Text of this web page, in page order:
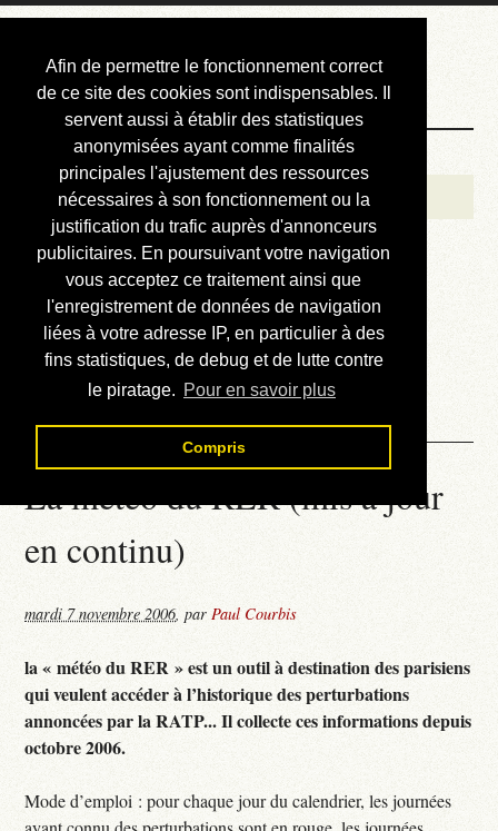
Afin de permettre le fonctionnement correct
de ce site des cookies sont indispensables. Il
servent aussi à établir des statistiques
anonymisées ayant comme finalités
principales l'ajustement des ressources
nécessaires à son fonctionnement ou la
justification du trafic auprès d'annonceurs
publicitaires. En poursuivant votre navigation
vous acceptez ce traitement ainsi que
l'enregistrement de données de navigation
liées à votre adresse IP, en particulier à des
fins statistiques, de debug et de lutte contre
le piratage. Pour en savoir plus
Compris
Courbis, « LE »
Blog Officiel
Bienvenue
Réalisations
Divers (et d’été)
Annonces
Liens externes
Téléchargement
Contact
La météo du RER (mis à jour
en continu)
mardi 7 novembre 2006,parPaul Courbis
la « météo du RER » est un outil à destination des parisiens
qui veulent accéder à l’historique des perturbations
annoncées par la RATP... Il collecte ces informations depuis
octobre 2006.
Mode d’emploi : pour chaque jour du calendrier, les journées